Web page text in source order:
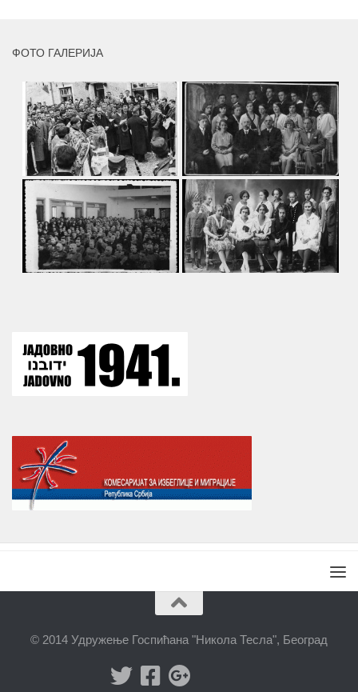
ФОТО ГАЛЕРИЈА
© 2014 Удружење Госпићана "Никола Тесла", Београд